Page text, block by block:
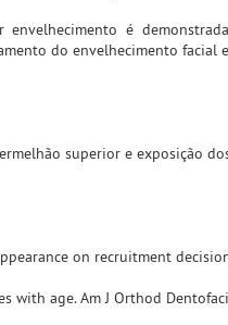
é
do envelhecimento facial
superior e exposição
on recruitment
with age. Am J Orthod